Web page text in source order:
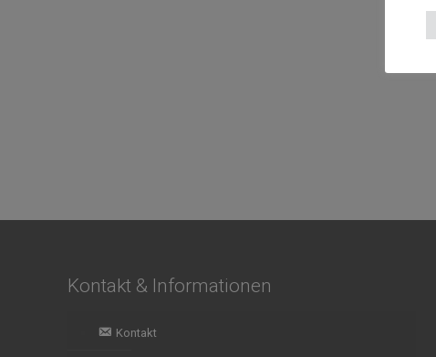
Kontakt & Informationen
Kontakt